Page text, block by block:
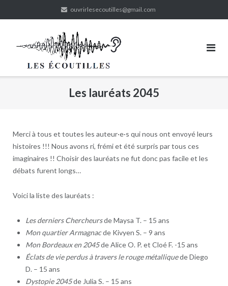
to
ouvrirlesecoutilles@gmail.com
Les lauréats 2045
Merci à tous et toutes les auteur·e·s qui nous ont envoyé leurs
histoires !!! Nous avons ri, frémi et été surpris par tous ces
imaginaires !! Choisir des lauréats ne fut donc pas facile et les
débats furent longs…
Voici la liste des lauréats :
Les derniers Chercheursde Maysa T. – 15 ans
Mon quartier Armagnacde Kivyen S. – 9 ans
Mon Bordeaux en 2045de Alice O. P. et Cloé F. -15 ans
Éclats de vie perdus à travers le rouge métalliquede Diego
D. – 15 ans
Dystopie 2045de Julia S. – 15 ans